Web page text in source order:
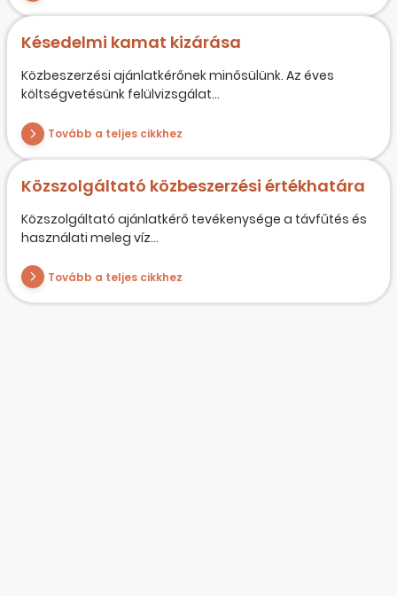
Késedelmi kamat kizárása
Közbeszerzési ajánlatkérőnek minősülünk. Az éves
költségvetésünk felülvizsgálat...
Tovább a teljes cikkhez
Közszolgáltató közbeszerzési értékhatára
Közszolgáltató ajánlatkérő tevékenysége a távfűtés és
használati meleg víz...
Tovább a teljes cikkhez